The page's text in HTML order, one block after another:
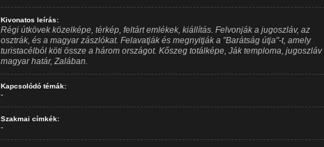
Kivonatos leírás:
Régi útkövek közelképe, térkép, feltárt emlékek, kiállítás. Felvonják a jugoszláv, az
osztrák, és a magyar zászlókat. Felavatják és megnyitják a "Barátság útja"-t, amely
turistacélból köti össze a három országot. Kőszeg totálképe, Ják temploma, jugoszláv 
magyar határ, Zalában.
Kapcsolódó témák:
-
Szakmai címkék:
-